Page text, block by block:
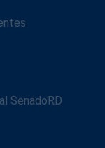
SenadoRD